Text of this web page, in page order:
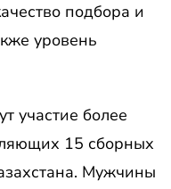
подбора и
уровень
участие более
15 сборных
Мужчины